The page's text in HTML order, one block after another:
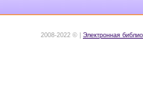
2008-2022 © | Электронная